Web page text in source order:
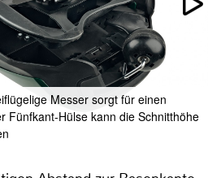
Messer sorgt für einen
Fünfkant-Hülse kann die Schnitthöhe